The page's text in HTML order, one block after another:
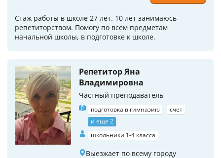
Стаж работы в школе 27 лет. 10 лет занимаюсь
репетиторством. Помогу по всем предметам
начальной школы, в подготовке к школе.
Репетитор Яна
Владимировна
Частный преподаватель
подготовка в гимназию
счет
и еще 2
школьники 1-4 класса
Выезжает по всему городу